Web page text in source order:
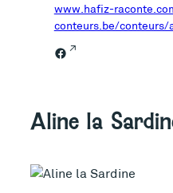
www.hafiz-
conteurs.be/
Facebook
Aline la